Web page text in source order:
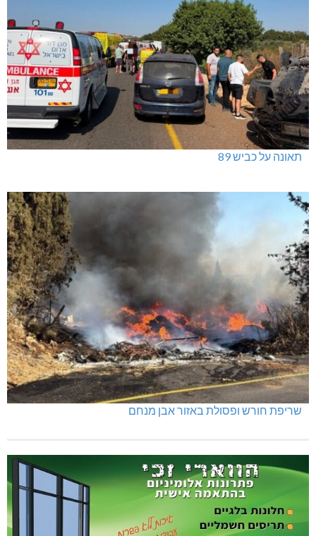
תאונה על כביש 89
שריפת חורש ופסולת באזור אבן מנחם